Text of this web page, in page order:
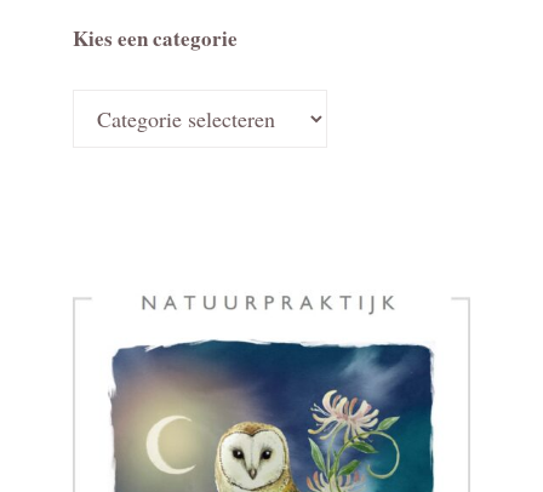
Kies een categorie
Kies